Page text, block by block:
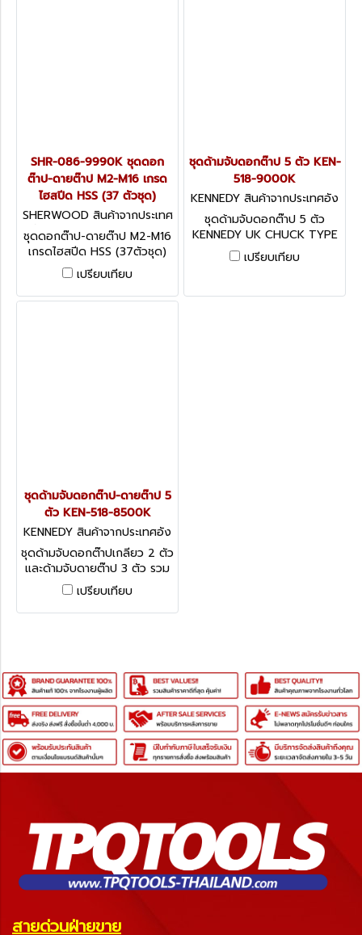
SHR-086-9990K ชุดดอก
ต๊าป-ดายต๊าป M2-M16 เกรด
ไฮสปีด HSS (37 ตัวชุด)
SHERWOOD สินค้าจากประเทศ
อังกฤษ SHR-086-9990K
ชุดดอกต๊าป-ดายต๊าป M2-M16
เกรดไฮสปีด HSS (37ตัวชุด)
Sherwood.M2-M16 37-PCE
HSS THREADING SET IN
CASE
เปรียบเทียบ
ชุดด้ามจับดอกต๊าป 5 ตัว KEN-
518-9000K
KENNEDY สินค้าจากประเทศอัง
กฤษ KEN-518-9000K
ชุดด้ามจับดอกต๊าป 5 ตัว
KENNEDY UK CHUCK TYPE
TAP WRENCH SET 5-PCE
เปรียบเทียบ
ชุดด้ามจับดอกต๊าป-ดายต๊าป 5
ตัว KEN-518-8500K
KENNEDY สินค้าจากประเทศอัง
กฤษ KEN-518-8500K
ชุดด้ามจับดอกต๊าปเกลียว 2 ตัว
และด้ามจับดายต๊าป 3 ตัว รวม
5 ตัว/ชุด KENNEDY
TRADITIONAL TAP WRENCH
& DIE STOCK SET 5-PCE
เปรียบเทียบ
สายด่วนฝ่ายขาย